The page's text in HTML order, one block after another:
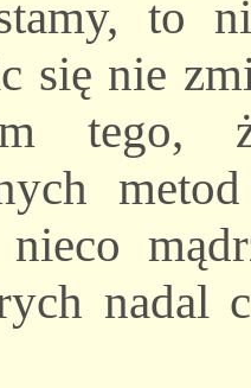
to
się nie
tego,
nadal